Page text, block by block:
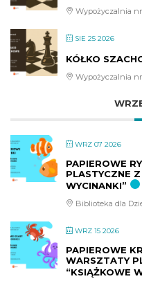
Wypożyczalnia nr
SIE 25 2026
KÓŁKO
Wypożyczalnia nr
WRZ 07 2026
PAPIEROWE
PLASTYCZNE
WYCINANKI”
Biblioteka dla
WRZ 15 2026
PAPIEROWE
WARSZTATY
“KSIĄŻKOWE